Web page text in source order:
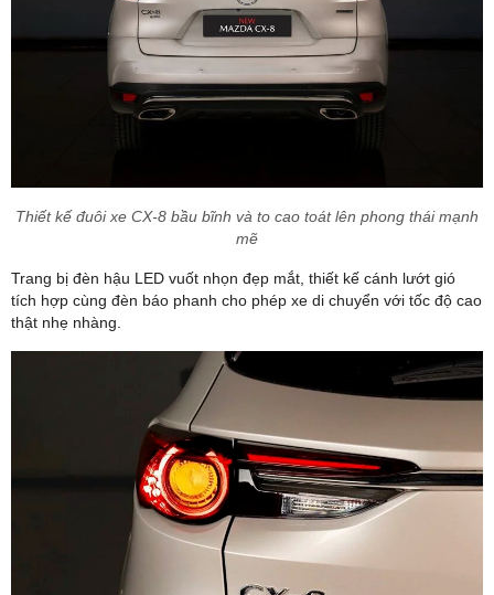
Thiết kế đuôi xe CX-8 bầu bĩnh và to cao toát lên phong thái mạnh
mẽ
Trang bị đèn hậu LED vuốt nhọn đẹp mắt, thiết kế cánh lướt gió
tích hợp cùng đèn báo phanh cho phép xe di chuyển với tốc độ cao
thật nhẹ nhàng.